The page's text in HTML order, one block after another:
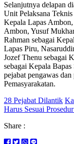
Selanjutnya delapan
Unit Pelaksana
Kepala Lapas
Ambon, Yusuf
Rahman sebagai
Lapas Piru,
Jozef Thenu sebagai
sebagai Kepala
pejabat pengawas
Pemasyarakatan.
28 Pejabat Dilantik
Harus Sesuai
Share :